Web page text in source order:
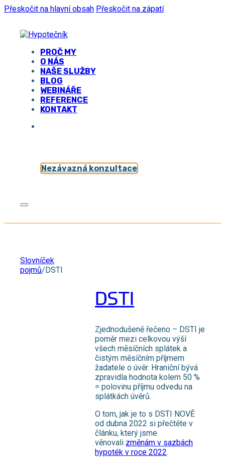
Přeskočit na hlavní obsah Přeskočit na zápatí
PROČ MY
O NÁS
NAŠE SLUŽBY
BLOG
WEBINÁŘE
REFERENCE
KONTAKT
Nezávazná konzultace
Slovníček
pojmů/DSTI
DSTI
Zjednodušeně řečeno – DSTI je
poměr mezi celkovou výší
všech měsíčních splátek a
čistým měsíčním příjmem
žadatele o úvěr. Hraniční bývá
zpravidla hodnota kolem 50 %
= polovinu příjmu odvedu na
splátkách úvěrů.
O tom, jak je to s DSTI NOVĚ
od dubna 2022 si přečtěte v
článku, který jsme
věnovali změnám v sazbách
hypoték v roce 2022.